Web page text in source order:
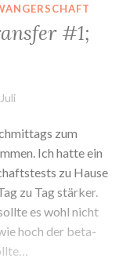
#1;
Juli
zum
Ich hatte ein
zu Hause
zu Tag stärker.
es wohl nicht
hoch der beta-